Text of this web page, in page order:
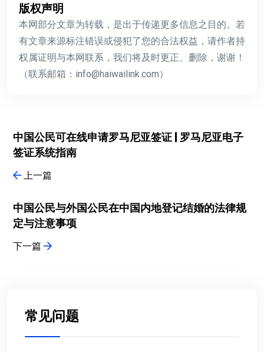
版权声明
本网部分文章为转载，是出于传递更多信息之目的。若
有文章来源标注错误或侵犯了您的合法权益，请作者持
权属证明与本网联系，我们将及时更正、删除，谢谢！
（联系邮箱：info@haiwailink.com）
中国公民可在线申请罗马尼亚签证 | 罗马尼亚电子
签证系统指南
上一篇
中国公民与外国公民在中国内地登记结婚的法律规
定与注意事项
下一篇
常见问题